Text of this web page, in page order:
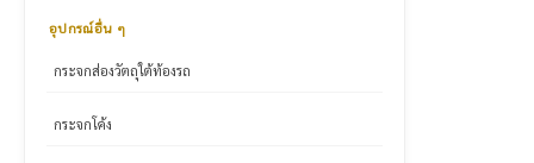
อุปกรณ์อื่น ๆ
กระจกส่องวัตถุใต้ท้องรถ
กระจกโค้ง